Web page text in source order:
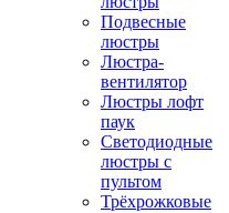
Подвесные
люстры
Люстра-
вентилятор
Люстры лофт
паук
Светодиодные
люстры с
пультом
Трёхрожковые